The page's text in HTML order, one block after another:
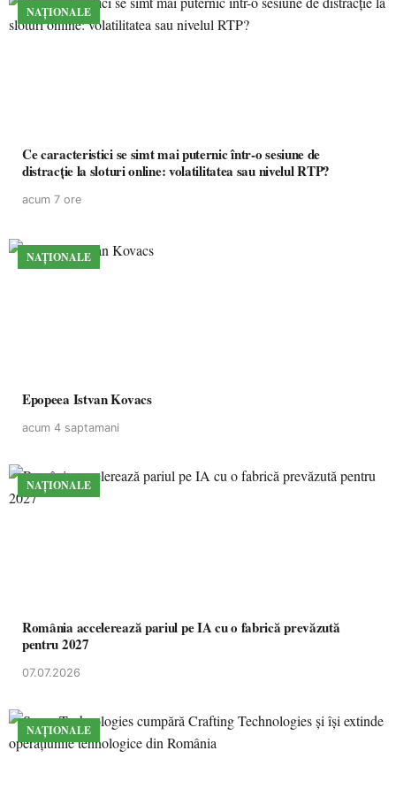
NAȚIONALE
Ce caracteristici se simt mai puternic într-o sesiune de
distracție la sloturi online: volatilitatea sau nivelul RTP?
acum 7 ore
NAȚIONALE
Epopeea Istvan Kovacs
acum 4 saptamani
NAȚIONALE
România accelerează pariul pe IA cu o fabrică prevăzută
pentru 2027
07.07.2026
NAȚIONALE